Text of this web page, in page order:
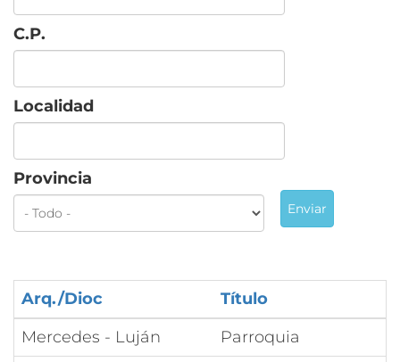
C.P.
Localidad
Provincia
Enviar
Arq./Dioc
Título
Mercedes - Luján
Parroquia